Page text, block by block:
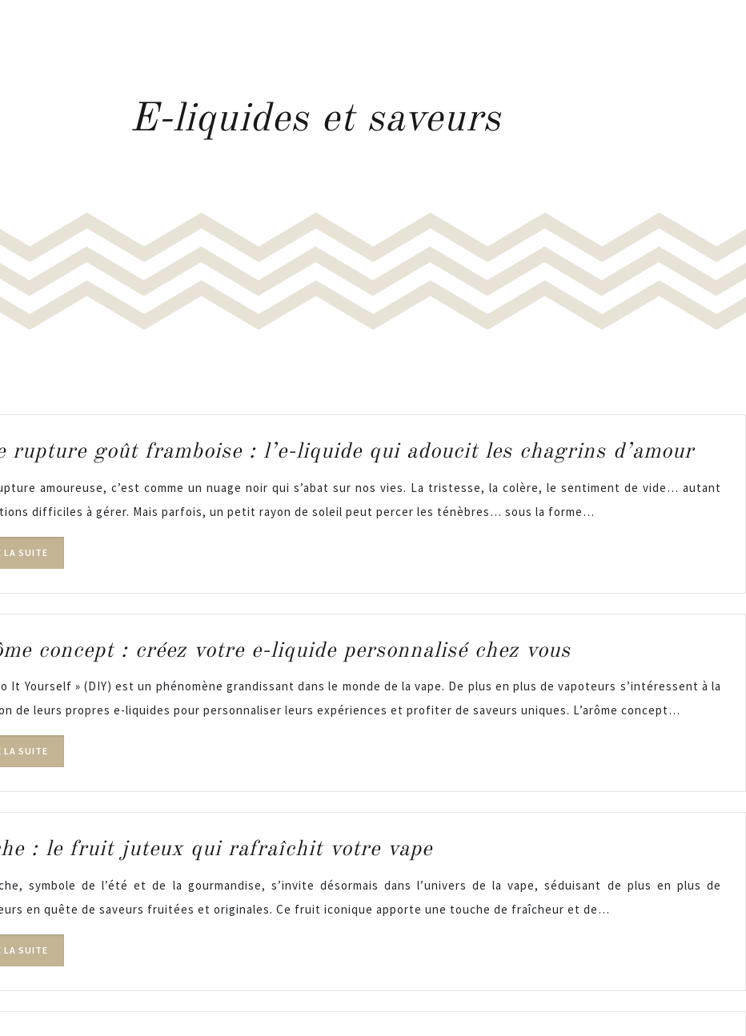
E-liquides et saveurs
rupture goût framboise : l’e-liquide qui adoucit les chagrins d’amour
amoureuse, c’est comme un nuage noir qui s’abat sur nos vies. La tristesse, la colère, le sentiment de vide… autant
difficiles à gérer. Mais parfois, un petit rayon de soleil peut percer les ténèbres… sous la forme…
LA SUITE
concept : créez votre e-liquide personnalisé chez vous
It Yourself » (DIY) est un phénomène grandissant dans le monde de la vape. De plus en plus de vapoteurs s’intéressent à la
de leurs propres e-liquides pour personnaliser leurs expériences et profiter de saveurs uniques. L’arôme concept…
LA SUITE
: le fruit juteux qui rafraîchit votre vape
symbole de l’été et de la gourmandise, s’invite désormais dans l’univers de la vape, séduisant de plus en plus de
en quête de saveurs fruitées et originales. Ce fruit iconique apporte une touche de fraîcheur et de…
LA SUITE